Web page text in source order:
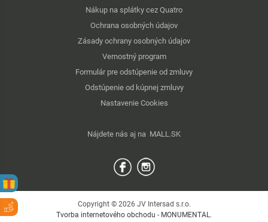
Nákup na splátky cez Quatro
Ochrana osobných údajov
Zásady ochrany osobných údajov
Vernostný program
Formulár pre odstúpenie od zmluvy
Odstúpenie od kúpnej zmluvy
Nastavenie Cookies
Nájdete nás aj na MALL.SK
Copyright © 2026 JV Intersad s.r.o.
Tvorba internetového obchodu - MONUMENTAL.